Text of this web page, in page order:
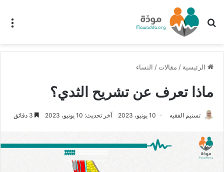
بحث عن
الرئيسية / مقالات / النساء
ماذا تعرف عن تشريح الثدي؟
تسنيم الفقيه 10 يونيو، 2023 آخر تحديث: 10 يونيو، 2023